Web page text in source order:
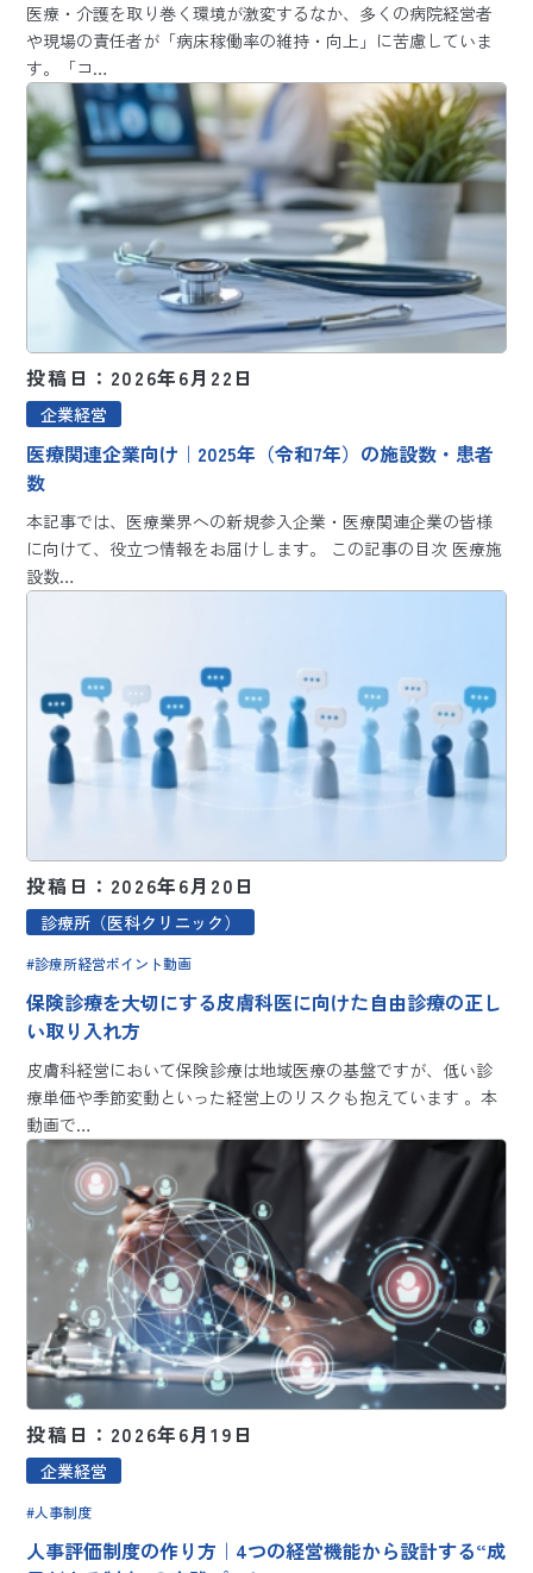
医療・介護を取り巻く環境が激変するなか、多くの病院経営者
や現場の責任者が「病床稼働率の維持・向上」に苦慮していま
す。「コ…
投稿日：2026年6月22日
企業経営
医療関連企業向け｜2025年（令和7年）の施設数・患者
数
本記事では、医療業界への新規参入企業・医療関連企業の皆様
に向けて、役立つ情報をお届けします。 この記事の目次 医療施
設数…
投稿日：2026年6月20日
診療所（医科クリニック）
診療所経営ポイント動画
保険診療を大切にする皮膚科医に向けた自由診療の正し
い取り入れ方
皮膚科経営において保険診療は地域医療の基盤ですが、低い診
療単価や季節変動といった経営上のリスクも抱えています 。本
動画で…
投稿日：2026年6月19日
企業経営
人事制度
人事評価制度の作り方｜4つの経営機能から設計する“成